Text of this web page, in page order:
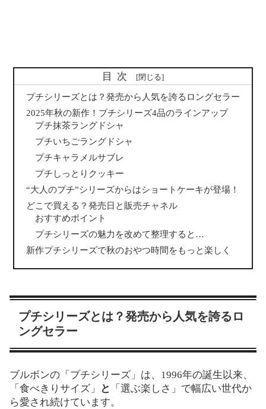
目次
プチシリーズとは？発売から人気を誇るロングセラー
2025年秋の新作！プチシリーズ4品のラインアップ
プチ抹茶ラングドシャ
プチいちごラングドシャ
プチキャラメルサブレ
プチしっとりクッキー
“大人のプチ”シリーズからはショートケーキが登場！
どこで買える？発売日と販売チャネル
おすすめポイント
プチシリーズの魅力を改めて整理すると…
新作プチシリーズで秋のおやつ時間をもっと楽しく
プチシリーズとは？発売から人気を誇るロ
ングセラー
ブルボンの「プチシリーズ」は、1996年の誕生以来、
「食べきりサイズ」
と
「選ぶ楽しさ」で幅広い世代か
ら愛され続けています。